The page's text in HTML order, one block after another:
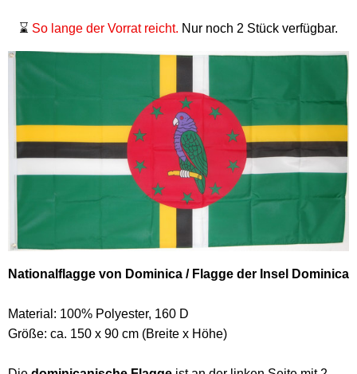
⌛ So lange der Vorrat reicht. Nur noch 2 Stück verfügbar.
Nationalflagge von Dominica / Flagge der Insel Dominica
Material: 100% Polyester, 160 D
Größe: ca. 150 x 90 cm (Breite x Höhe)